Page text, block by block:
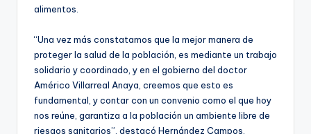
alimentos.
“Una vez más constatamos que la mejor manera de
proteger la salud de la población, es mediante un trabajo
solidario y coordinado, y en el gobierno del doctor
Américo Villarreal Anaya, creemos que esto es
fundamental, y contar con un convenio como el que hoy
nos reúne, garantiza a la población un ambiente libre de
riesgos sanitarios”, destacó Hernández Campos.